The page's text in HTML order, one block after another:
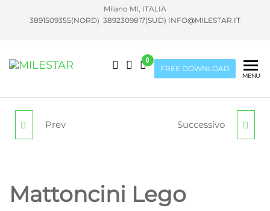
Milano MI, ITALIA
3891509355(NORD) 3892309817(SUD) INFO@MILESTAR.IT
MILESTAR
COMMERCIO
DI GIOCHI E
FREE DOWNLOAD
0
MENU
PISTOLA AD ACQUA
Prev MACCHININASuccessivo
Mattoncini Lego